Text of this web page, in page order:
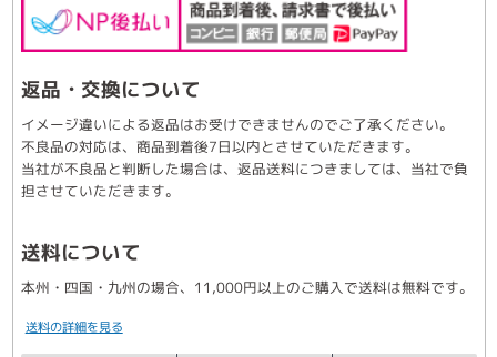
返品・交換について
イメージ違いによる返品はお受けできませんのでご了承ください。
不良品の対応は、商品到着後7日以内とさせていただきます。
当社が不良品と判断した場合は、返品送料につきましては、当社で負
担させていただきます。
送料について
本州・四国・九州の場合、11,000円以上のご購入で送料は無料です。
送料の詳細を見る